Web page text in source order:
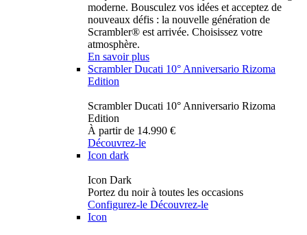
moderne. Bousculez vos idées et acceptez de
nouveaux défis : la nouvelle génération de
Scrambler® est arrivée. Choisissez votre
atmosphère.
En savoir plus
Scrambler Ducati 10° Anniversario Rizoma
Edition
Scrambler Ducati 10° Anniversario Rizoma
Edition
À partir de 14.990 €
Découvrez-le
Icon dark
Icon Dark
Portez du noir à toutes les occasions
Configurez-le Découvrez-le
Icon